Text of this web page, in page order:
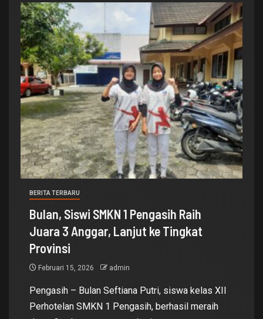
BERITA TERBARU
Bulan, Siswi SMKN 1 Pengasih Raih
Juara 3 Anggar, Lanjut ke Tingkat
Provinsi
Februari 15, 2026 admin
Pengasih – Bulan Seftiana Putri, siswa kelas XII
Perhotelan SMKN 1 Pengasih, berhasil meraih